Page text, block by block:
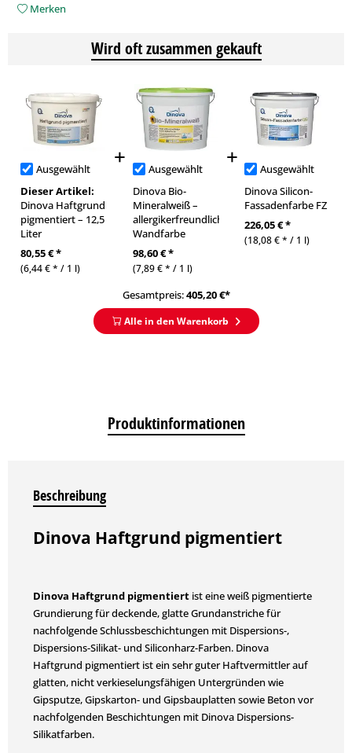
Merken
Wird oft zusammen gekauft
Ausgewählt
Dieser Artikel:
Dinova Haftgrund
pigmentiert – 12,5
Liter
80,55 € *
(6,44 € * / 1 l)
Ausgewählt
Dinova Bio-
Mineralweiß –
allergikerfreundliche
Wandfarbe
98,60 € *
(7,89 € * / 1 l)
Ausgewählt
Dinova Silicon-
Fassadenfarbe FZ
226,05 € *
(18,08 € * / 1 l)
Gesamtpreis:405,20€*
Alle in den Warenkorb
Produktinformationen
Beschreibung
Dinova Haftgrund pigmentiert
Dinova Haftgrund pigmentiert ist eine weiß pigmentierte
Grundierung für deckende, glatte Grundanstriche für
nachfolgende Schlussbeschichtungen mit Dispersions-,
Dispersions-Silikat- und Siliconharz-Farben. Dinova
Haftgrund pigmentiert ist ein sehr guter Haftvermittler auf
glatten, nicht verkieselungsfähigen Untergründen wie
Gipsputze, Gipskarton- und Gipsbauplatten sowie Beton vor
nachfolgenden Beschichtungen mit Dinova Dispersions-
Silikatfarben.